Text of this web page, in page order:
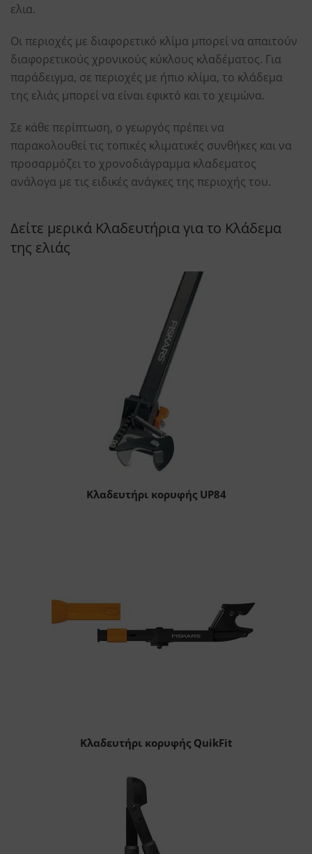
ελια.
Οι περιοχές με διαφορετικό κλίμα μπορεί να απαιτούν
διαφορετικούς χρονικούς κύκλους κλαδέματος. Για
παράδειγμα, σε περιοχές με ήπιο κλίμα, το κλάδεμα
της ελιάς μπορεί να είναι εφικτό και το χειμώνα.
Σε κάθε περίπτωση, ο γεωργός πρέπει να
παρακολουθεί τις τοπικές κλιματικές συνθήκες και να
προσαρμόζει το χρονοδιάγραμμα κλαδεματος
ανάλογα με τις ειδικές ανάγκες της περιοχής του.
Δείτε μερικά Κλαδευτήριαγια το Κλάδεμα
της ελιάς
Κλαδευτήρι κορυφής UP84
Κλαδευτήρι κορυφής QuikFit